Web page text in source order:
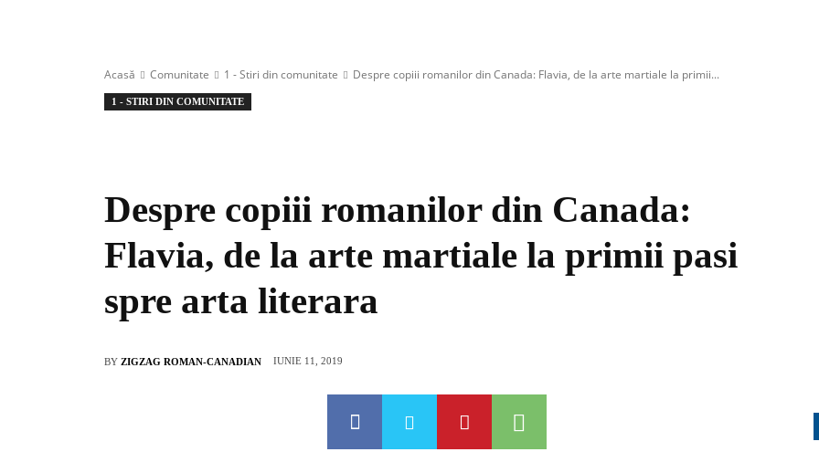
Acasă Comunitate 1 - Stiri din comunitate Despre copiii romanilor din Canada: Flavia, de la arte martiale la primii...
1 - STIRI DIN COMUNITATE
Despre copiii romanilor din Canada:
Flavia, de la arte martiale la primii pasi
spre arta literara
BY ZIGZAG ROMAN-CANADIAN IUNIE 11, 2019